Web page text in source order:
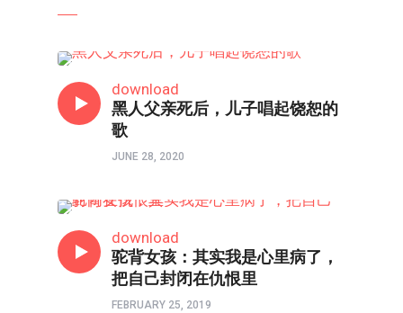
download
黑人父亲死后，儿子唱起饶恕的
歌
JUNE 28, 2020
download
驼背女孩：其实我是心里病了，
把自己封闭在仇恨里
FEBRUARY 25, 2019